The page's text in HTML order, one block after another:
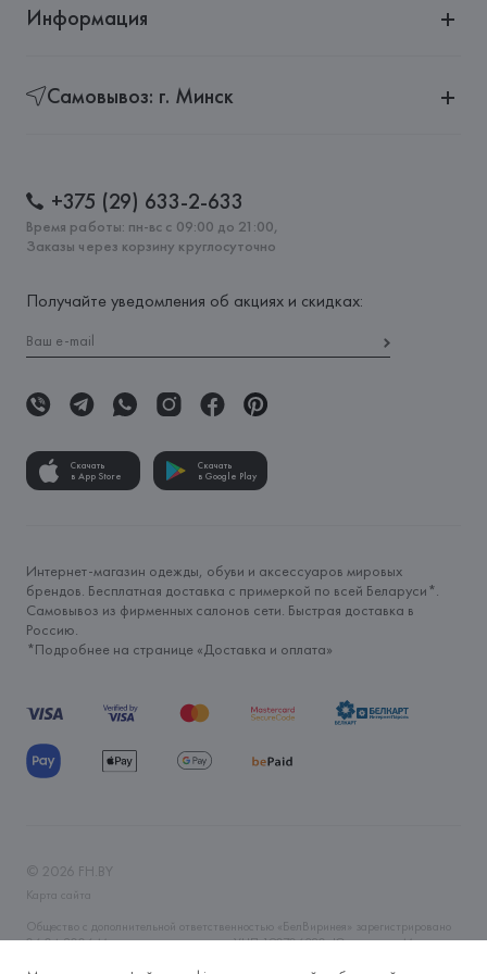
Информация
Самовывоз: г. Минск
+375 (29) 633-2-633
Время работы: пн-вс с 09:00 до 21:00,
Заказы через корзину круглосуточно
Получайте уведомления об акциях и скидках:
Скачать
в App Store
Скачать
в Google Play
Интернет-магазин одежды, обуви и аксессуаров мировых
брендов. Бесплатная доставка с примеркой по всей Беларуси*.
Самовывоз из фирменных салонов сети. Быстрая доставка в
Россию.
*Подробнее на странице «Доставка и оплата»
© 2026 FH.BY
Карта сайта
Общество с дополнительной ответственностью «БелВиринея» зарегистрировано
06.04.2006 Минским горисполкомом. УНП 190706320. Юр.адрес: г. Минск, ул.